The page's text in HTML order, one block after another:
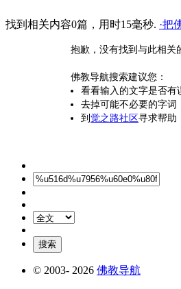
找到相关内容0篇，用时15毫秒. ·把
抱歉，没有找到与此相关
佛教导航搜索建议您：
看看输入的文字是否有
去掉可能不必要的字词
到 觉之路社区寻求帮助
© 2003- 2026 佛教导航